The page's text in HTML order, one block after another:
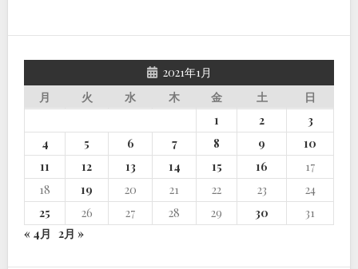
2021年1月
月
火 水 木 金 土
日
1
2
3
4
5 6 7 8 9
10
11
12 13 14 15 16
17
18
19 20 21 22 23
24
25
26 27 28 29 30
31
« 4月 2月 »